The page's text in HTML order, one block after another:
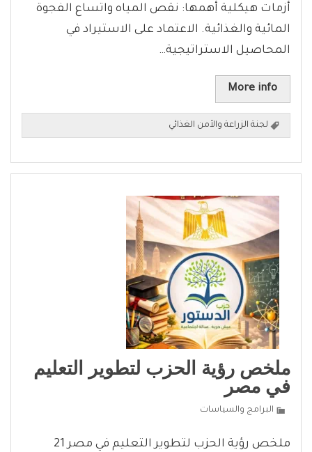
أزمات هيكلية أهمها: نقص المياه واتساع الفجوة
المائية والغذائية. الاعتماد على الاستيراد في
المحاصيل الاستراتيجية…
More info
لجنة الزراعة والأمن الغذائي
ملخص رؤية الحزب لتطوير التعليم
في مصر
البرامج والسياسات
ملخص رؤية الحزب لتطوير التعليم في مصر 21